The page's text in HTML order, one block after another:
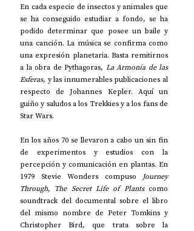
En cada especie de insectos y animales que
se ha conseguido estudiar a fondo, se ha
podido determinar que posee un baile y
una canción. La música se confirma como
una expresión planetaria. Basta remitirnos
a la obra de Pythagoras, La Armonía de las
Esferas, y las innumerables publicaciones al
respecto de Johannes Kepler. Aquí un
guiño y saludos a los Trekkies y a los fans de
Star Wars.
En los años 70 se llevaron a cabo un sin fin
de experimentos y estudios con la
percepción y comunicación en plantas. En
1979 Stevie Wonders compuso
Journey
Through, The Secret Life of Plants como
soundtrack del documental sobre el libro
del mismo nombre de Peter Tomkins y
Christopher Bird, que trata sobre la